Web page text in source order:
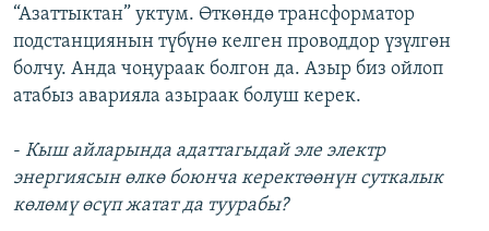
“Азаттыктан” уктум. Өткөндө трансформатор
подстанциянын түбүнө келген проводдор үзүлгөн
болчу. Анда чоңураак болгон да. Азыр биз ойлоп
атабыз аварияла азыраак болуш керек.
- Кыш айларында адаттагыдай эле электр
энергиясын өлкө боюнча керектөөнүн суткалык
көлөмү өсүп жатат да туурабы?